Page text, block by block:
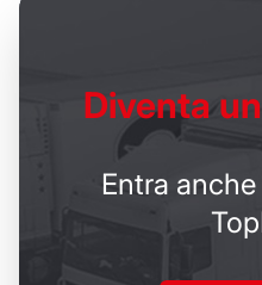
Diventa un
Entra